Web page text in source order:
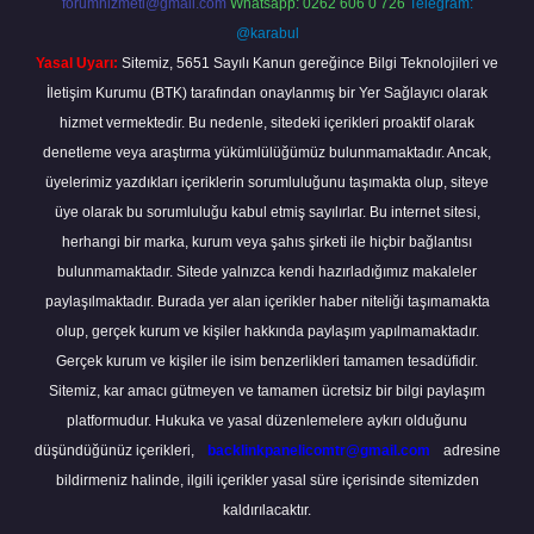
forumhizmeti@gmail.com Whatsapp: 0262 606 0 726 Telegram:
@karabul
Yasal Uyarı: Sitemiz, 5651 Sayılı Kanun gereğince Bilgi Teknolojileri ve
İletişim Kurumu (BTK) tarafından onaylanmış bir Yer Sağlayıcı olarak
hizmet vermektedir. Bu nedenle, sitedeki içerikleri proaktif olarak
denetleme veya araştırma yükümlülüğümüz bulunmamaktadır. Ancak,
üyelerimiz yazdıkları içeriklerin sorumluluğunu taşımakta olup, siteye
üye olarak bu sorumluluğu kabul etmiş sayılırlar. Bu internet sitesi,
herhangi bir marka, kurum veya şahıs şirketi ile hiçbir bağlantısı
bulunmamaktadır. Sitede yalnızca kendi hazırladığımız makaleler
paylaşılmaktadır. Burada yer alan içerikler haber niteliği taşımamakta
olup, gerçek kurum ve kişiler hakkında paylaşım yapılmamaktadır.
Gerçek kurum ve kişiler ile isim benzerlikleri tamamen tesadüfidir.
Sitemiz, kar amacı gütmeyen ve tamamen ücretsiz bir bilgi paylaşım
platformudur. Hukuka ve yasal düzenlemelere aykırı olduğunu
düşündüğünüz içerikleri,
backlinkpanelicomtr@gmail.com
adresine
bildirmeniz halinde, ilgili içerikler yasal süre içerisinde sitemizden
kaldırılacaktır.